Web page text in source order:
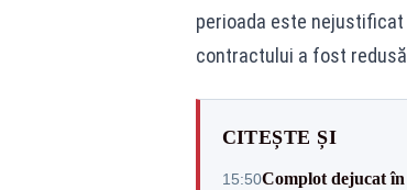
perioada este nejustificat
contractului a fost
CITEȘTE ȘI
15:50Complot dejucat